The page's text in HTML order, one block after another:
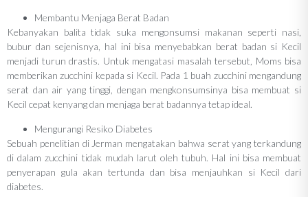
Membantu Menjaga Berat Badan
Kebanyakan balita tidak suka mengonsumsi makanan seperti nasi,
bubur dan sejenisnya, hal ini bisa menyebabkan berat badan si Kecil
menjadi turun drastis. Untuk mengatasi masalah tersebut, Moms bisa
memberikan zucchini kepada si Kecil. Pada 1 buah zucchini mengandung
serat dan air yang tinggi, dengan mengkonsumsinya bisa membuat si
Kecil cepat kenyang dan menjaga berat badannya tetap ideal.
Mengurangi Resiko Diabetes
Sebuah penelitian di Jerman mengatakan bahwa serat yang terkandung
di dalam zucchini tidak mudah larut oleh tubuh. Hal ini bisa membuat
penyerapan gula akan tertunda dan bisa menjauhkan si Kecil dari
diabetes.